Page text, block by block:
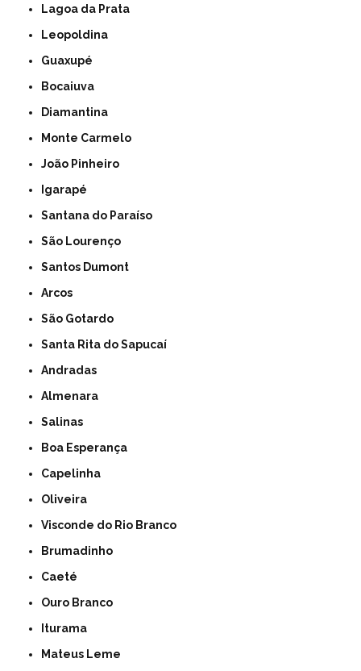
Lagoa da Prata
Leopoldina
Guaxupé
Bocaiuva
Diamantina
Monte Carmelo
João Pinheiro
Igarapé
Santana do Paraíso
São Lourenço
Santos Dumont
Arcos
São Gotardo
Santa Rita do Sapucaí
Andradas
Almenara
Salinas
Boa Esperança
Capelinha
Oliveira
Visconde do Rio Branco
Brumadinho
Caeté
Ouro Branco
Iturama
Mateus Leme